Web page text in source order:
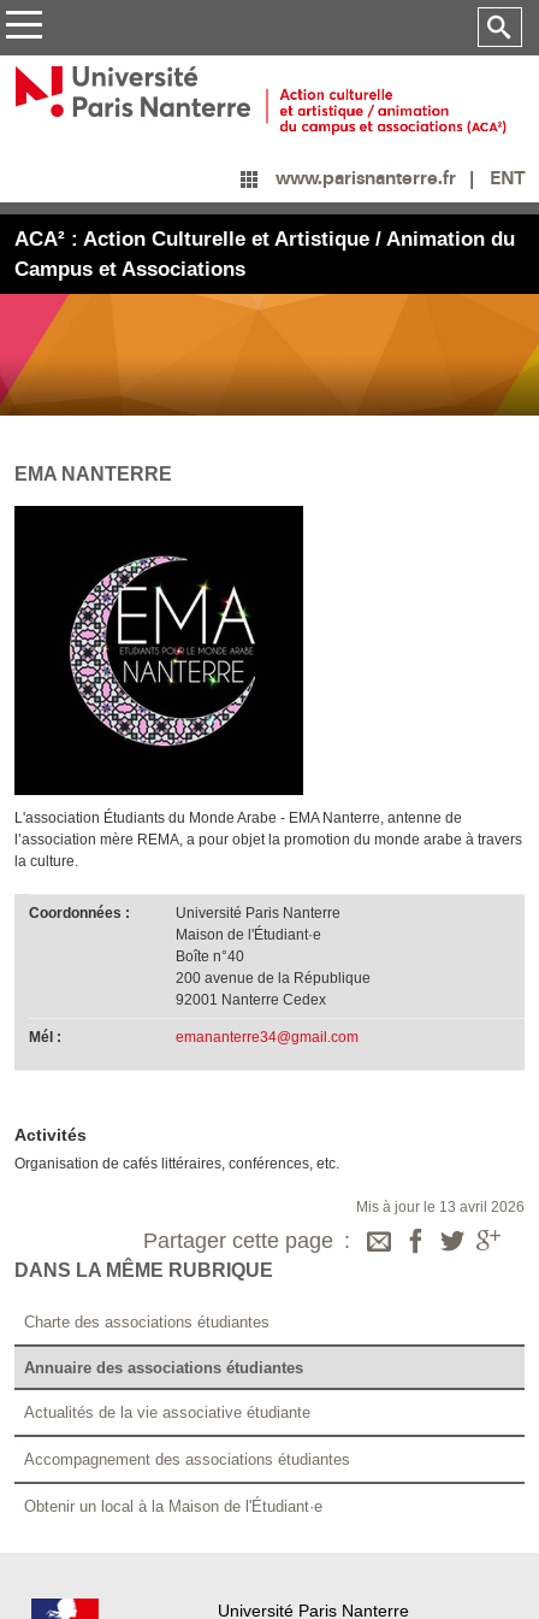
www.parisnanterre.fr ENT
ACA² : Action Culturelle et Artistique / Animation du
Campus et Associations
EMA NANTERRE
L'association Étudiants du Monde Arabe - EMA Nanterre, antenne de
l’association mère REMA, a pour objet la promotion du monde arabe à travers
la culture.
Coordonnées :
Université Paris Nanterre
Maison de l'Étudiant·e
Boîte n°40
200 avenue de la République
92001 Nanterre Cedex
Mél : emananterre34@gmail.com
Activités
Organisation de cafés littéraires, conférences, etc.
Mis à jour le 13 avril 2026
Partager cette page
DANS LA MÊME RUBRIQUE
Charte des associations étudiantes
Annuaire des associations étudiantes
Actualités de la vie associative étudiante
Accompagnement des associations étudiantes
Obtenir un local à la Maison de l'Étudiant·e
Université Paris Nanterre